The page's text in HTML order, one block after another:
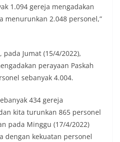
1.094 gereja mengadakan
menurunkan 2.048 personel,”
Jumat (15/4/2022),
perayaan Paskah
sebanyak 4.004.
434 gereja
kita turunkan 865 personel
pada Minggu (17/4/2022)
dengan kekuatan personel